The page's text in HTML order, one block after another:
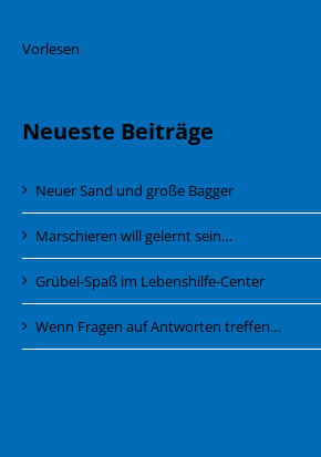
Vorlesen
Neueste Beiträge
Neuer Sand und große Bagger
Marschieren will gelernt sein…
Grübel-Spaß im Lebenshilfe-Center
Wenn Fragen auf Antworten treffen…